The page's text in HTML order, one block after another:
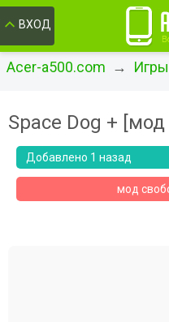
ВХОД
Acer-a500.com → Игры
Space Dog +
Добавлено 1 назад
мод